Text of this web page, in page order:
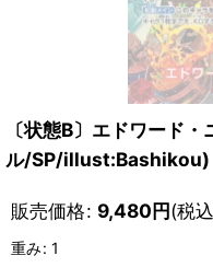
〔状態B〕エドワード
ル/SP/
販売価格: 9,480円(税
重み: 1